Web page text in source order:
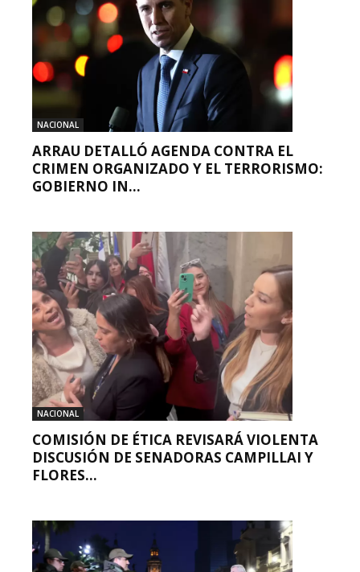
NACIONAL
ARRAU DETALLÓ AGENDA CONTRA EL
CRIMEN ORGANIZADO Y EL TERRORISMO:
GOBIERNO IN...
NACIONAL
COMISIÓN DE ÉTICA REVISARÁ VIOLENTA
DISCUSIÓN DE SENADORAS CAMPILLAI Y
FLORES...